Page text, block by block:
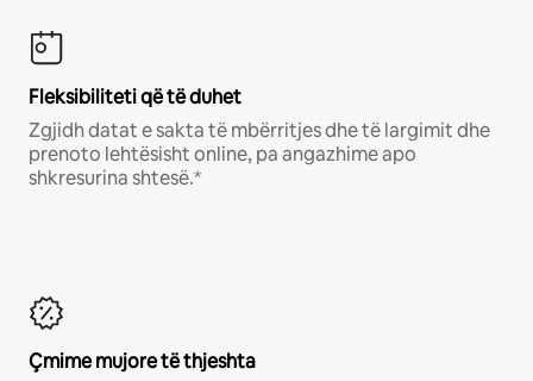
Fleksibiliteti që të duhet
Zgjidh datat e sakta të mbërritjes dhe të largimit dhe
prenoto lehtësisht online, pa angazhime apo
shkresurina shtesë.*
Çmime mujore të thjeshta